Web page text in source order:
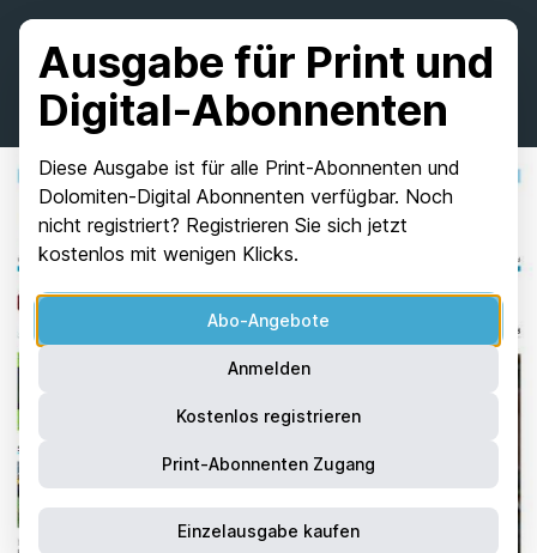
Ausgabe für Print und
Digital-Abonnenten
Diese Ausgabe ist für alle Print-Abonnenten und
Dolomiten-Digital Abonnenten verfügbar. Noch
nicht registriert? Registrieren Sie sich jetzt
kostenlos mit wenigen Klicks.
Abo-Angebote
Anmelden
Kostenlos registrieren
Print-Abonnenten Zugang
Einzelausgabe kaufen